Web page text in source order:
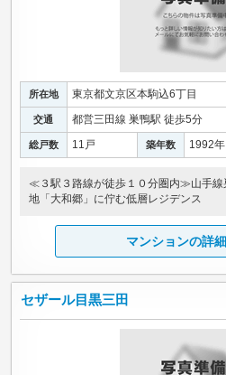
所在地 東京都文京区本駒込6丁目
交通 都営三田線 巣鴨駅 徒歩5分
総戸数 11戸 築年数 1992年
≪３駅３路線が徒歩１０分圏内≫山手線
地「大和郷」に佇む低層レジデンス
マンションの詳
セザール目黒三田